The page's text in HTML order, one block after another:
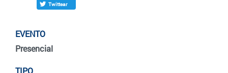
Twittear
EVENTO
Presencial
TIPO